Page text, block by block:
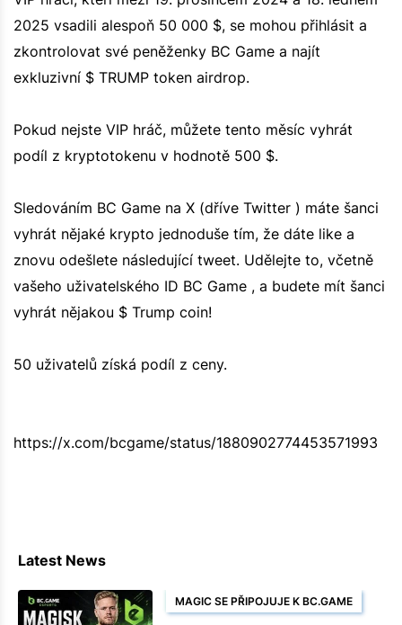
2025 vsadili alespoň 50 000 $, se mohou přihlásit a
zkontrolovat své peněženky BC Game a najít
exkluzivní $ TRUMP token airdrop.
Pokud nejste VIP hráč, můžete tento měsíc vyhrát
podíl z kryptotokenu v hodnotě 500 $.
Sledováním BC Game na X (dříve Twitter ) máte šanci
vyhrát nějaké krypto jednoduše tím, že dáte like a
znovu odešlete následující tweet. Udělejte to, včetně
vašeho uživatelského ID BC Game , a budete mít šanci
vyhrát nějakou $ Trump coin!
50 uživatelů získá podíl z ceny.
https://x.com/bcgame/status/1880902774453571993
Latest News
MAGIC SE PŘIPOJUJE K BC.GAME